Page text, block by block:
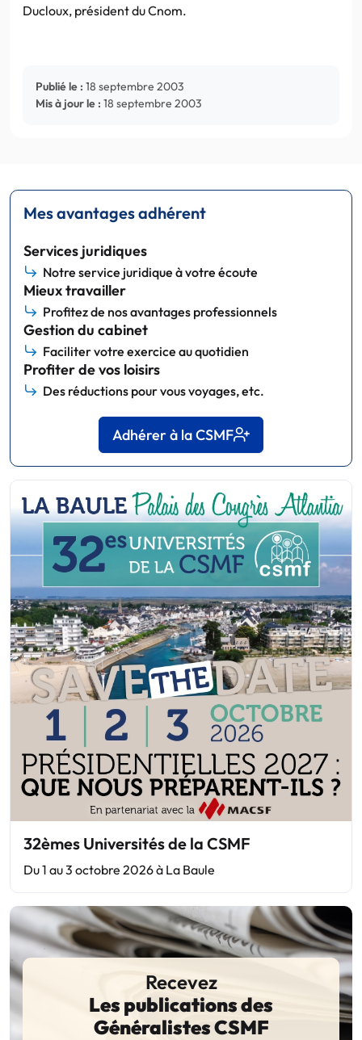
Ducloux, président du Cnom.
Publié le : 18 septembre 2003
Mis à jour le : 18 septembre 2003
Mes avantages adhérent
Services juridiques
Notre service juridique à votre écoute
Mieux travailler
Profitez de nos avantages professionnels
Gestion du cabinet
Faciliter votre exercice au quotidien
Profiter de vos loisirs
Des réductions pour vous voyages, etc.
Adhérer à la CSMF
32èmes Universités de la CSMF
Du 1 au 3 octobre 2026 à La Baule
Recevez
Les publications des
Généralistes CSMF